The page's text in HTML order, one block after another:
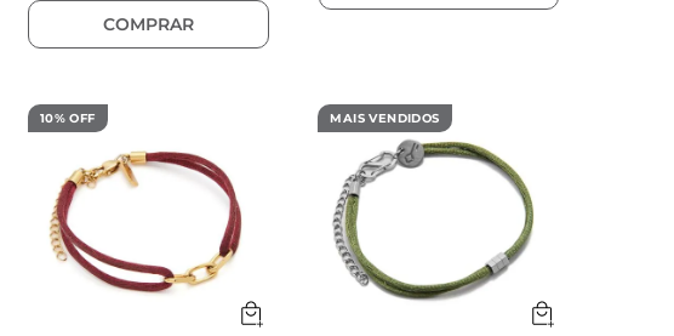
COMPRAR
10% OFF MAIS VENDIDOS